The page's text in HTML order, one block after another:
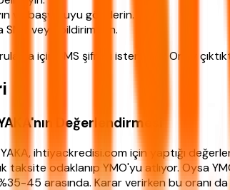
ve başvuruyu gönderin.
SMS veya bildirim alın.
için SMS şifresi istenebilir. Onay
Değerlendirmesi
ihtiyackredisi.com için yaptığı
taksite odaklanıp YMO'yu atlıyor.
45 arasında. Karar verirken bu oranı